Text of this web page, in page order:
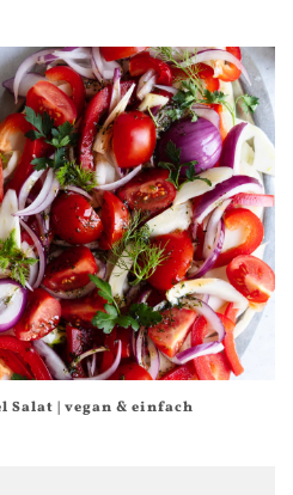
Salat | vegan & einfach